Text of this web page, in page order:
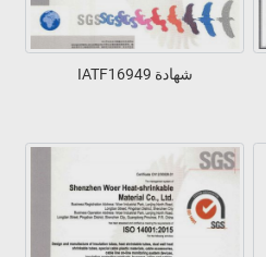
شهادة IATF16949